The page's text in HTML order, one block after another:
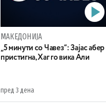
МАКЕДОНИЈА
„5 минути со Чавез“: Зајас абер
пристигна, Хаг го вика Али
пред 3 дена